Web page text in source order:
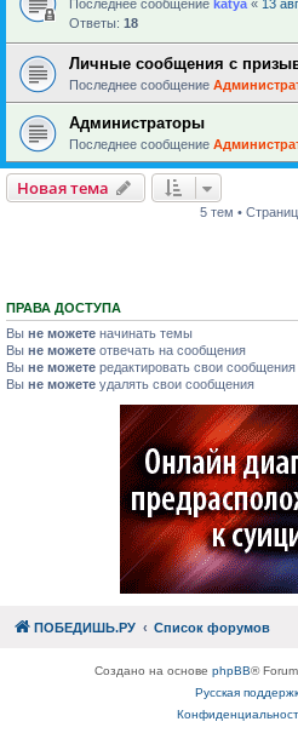
Последнее сообщение katya « 13
Ответы: 18
Личные сообщения с
Последнее сообщение
Администраторы
Последнее сообщение
Новая тема
5 тем •
ПРАВА ДОСТУПА
Вы не можете начинать темы
Вы не можете отвечать на сообщения
Вы не можете редактировать свои сообщения
Вы не можете удалять свои сообщения
ПОБЕДИШЬ.РУ Список форумов
Создано на основе phpBB®
Русская